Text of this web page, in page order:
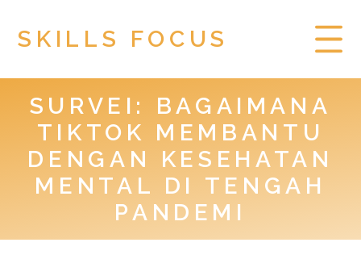
SKILLS FOCUS
HOME
PRIVACY POLICY
TOGEL HONGKONG
SURVEI: BAGAIMANA
TIKTOK MEMBANTU
DENGAN KESEHATAN
MENTAL DI TENGAH
PANDEMI